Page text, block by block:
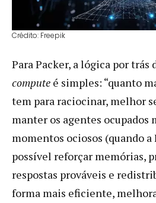
Crédito: Freepik
Para Packer, a lógica por trás
compute é simples: “quanto
tem para raciocinar, melhor
manter os agentes ocupados
momentos ociosos (quando a
possível reforçar memórias,
respostas prováveis e
forma mais eficiente,